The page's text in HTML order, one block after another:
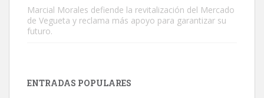
Marcial Morales defiende la revitalización del Mercado
de Vegueta y reclama más apoyo para garantizar su
futuro.
ENTRADAS POPULARES